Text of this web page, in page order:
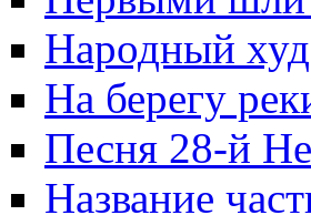
Народный
На берегу
Песня 28-й
Название